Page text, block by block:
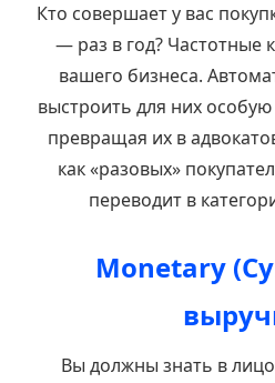
Кто совершает у вас
— раз в год? Частотные
вашего бизнеса.
выстроить для них
превращая их в
как «разовых»
переводит в
Monetary
Вы должны знать в лицо